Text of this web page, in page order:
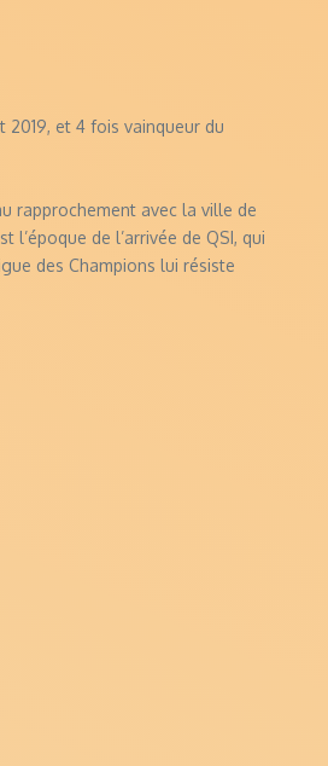
2019, et 4 fois vainqueur du
rapprochement avec la ville de
de l’arrivée de QSI, qui
des Champions lui résiste